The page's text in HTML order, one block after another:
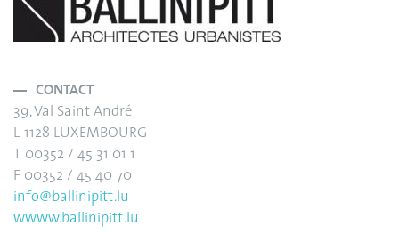
CONTACT
39, Val Saint André
L-1128 LUXEMBOURG
T 00352 / 45 31 01 1
F 00352 / 45 40 70
info@ballinipitt.lu
wwww.ballinipitt.lu